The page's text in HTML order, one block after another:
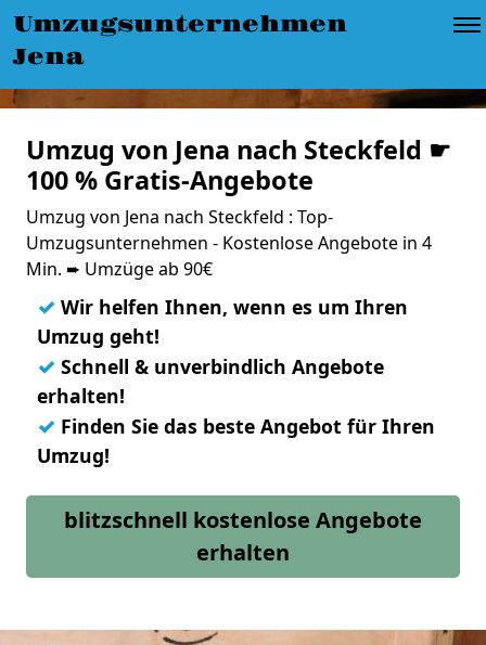
Umzugsunternehmen
Jena
Umzug von Jena nach Steckfeld ☛
100 % Gratis-Angebote
Umzug von Jena nach Steckfeld : Top-
Umzugsunternehmen - Kostenlose Angebote in 4
Min. ➨ Umzüge ab 90€
✓ Wir helfen Ihnen, wenn es um Ihren
Umzug geht!
✓ Schnell & unverbindlich Angebote
erhalten!
✓ Finden Sie das beste Angebot für Ihren
Umzug!
blitzschnell kostenlose Angebote
erhalten